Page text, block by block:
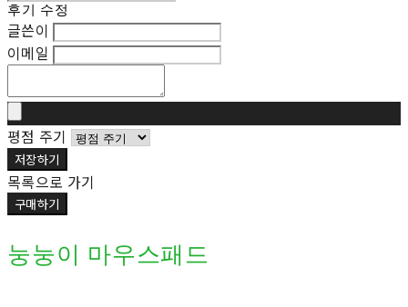
후기 수정
글쓴이
이메일
평점 주기
저장하기
목록으로 가기
구매하기
눙눙이 마우스패드